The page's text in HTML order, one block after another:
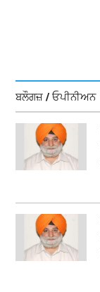
ਬਲੌਗਜ਼ / ਓਪੀਨੀਅਨ